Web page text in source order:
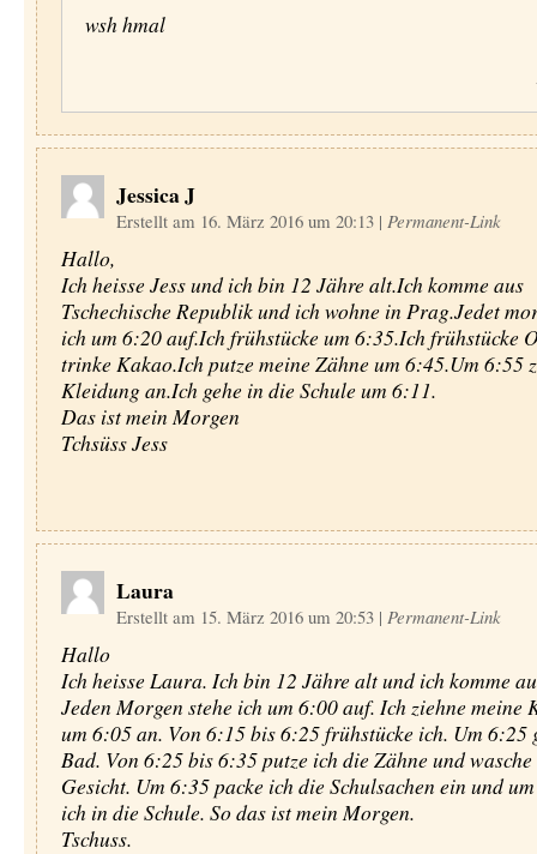
wsh hmal
Jessica J
Erstellt am 16. März 2016 um 20:13 | Permanent-Link
Hallo,
Ich heisse Jess und ich bin 12 Jähre alt.Ich komme aus
Tschechische Republik und ich wohne in Prag.Jedet
ich um 6:20 auf.Ich frühstücke um 6:35.Ich frühstücke
trinke Kakao.Ich putze meine Zähne um 6:45.Um 6:55
Kleidung an.Ich gehe in die Schule um 6:11.
Das ist mein Morgen
Tchsüss Jess
Laura
Erstellt am 15. März 2016 um 20:53 | Permanent-Link
Hallo
Ich heisse Laura. Ich bin 12 Jähre alt und ich komme
Jeden Morgen stehe ich um 6:00 auf. Ich ziehne meine
um 6:05 an. Von 6:15 bis 6:25 frühstücke ich. Um 6:25
Bad. Von 6:25 bis 6:35 putze ich die Zähne und
Gesicht. Um 6:35 packe ich die Schulsachen ein und
ich in die Schule. So das ist mein Morgen.
Tschuss.